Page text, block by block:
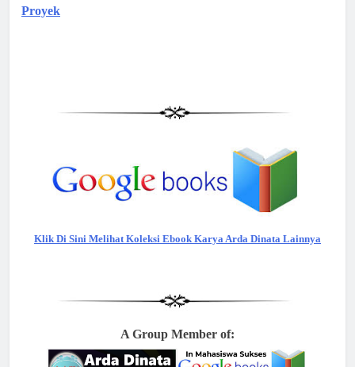
Proyek
Klik Di Sini Melihat Koleksi Ebook Karya Arda Dinata Lainnya
A Group Member of: